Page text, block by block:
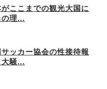
ここまでの観光大国に
の理...
ッカー協会の性接待報
大騒...